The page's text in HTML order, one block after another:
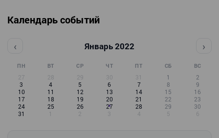
Календарь событий
‹ Январь 2022 ›
ПН ВТ СР ЧТ ПТ СБ ВС
27 28 29 30 31 1
2
3
4 5 6 7 8
9
10
11 12 13 14 15
16
17
18 19 20 21 22
23
24
25 26 27 28 29
30
31
1 2 3 4 5 6